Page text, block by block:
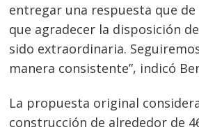
entregar una respuesta que
que agradecer la disposición
sido extraordinaria.
manera consistente”, indicó
La propuesta original
construcción de alrededor de